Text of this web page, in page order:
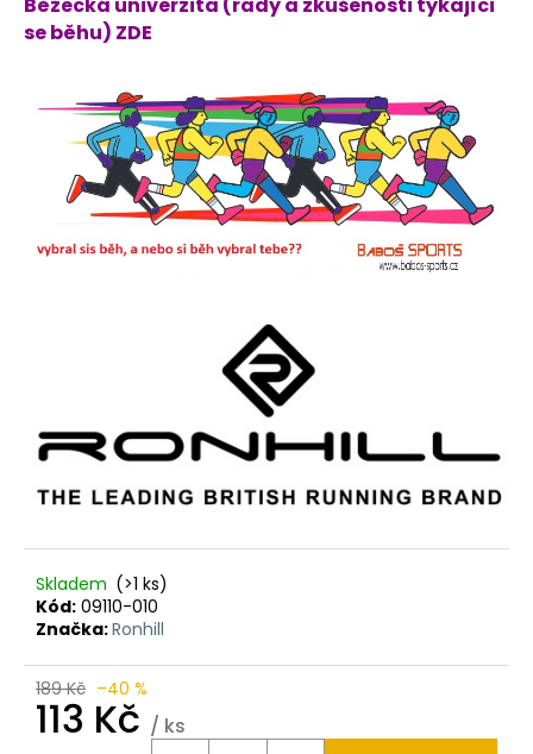
Běžecká univerzita (rady a zkušenosti týkající
se běhu) ZDE
Skladem (>1 ks)
Kód: 09110-010
Značka:Ronhill
189 Kč –40 %
113 Kč / ks
JACKET
2
Původně: